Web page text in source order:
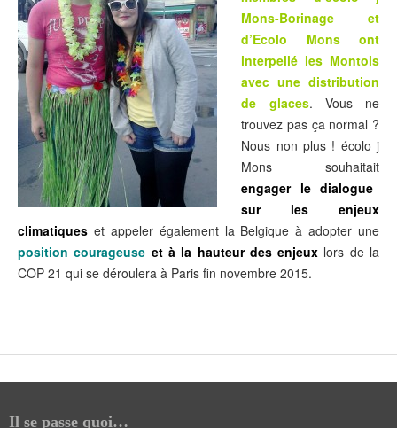
Mons-Borinage et
d’Ecolo Mons ont
interpellé les Montois
avecune distribution
de glaces. Vous ne
trouvez pas ça normal ?
Nous non plus ! écolo j
Mons souhaitait
engager le dialogue
sur les enjeux
climatiques et appeler également la Belgique à adopter une
position courageuse et à la hauteur des enjeux lors de la
COP 21 qui se déroulera à Paris fin novembre 2015.
Il se passe quoi…